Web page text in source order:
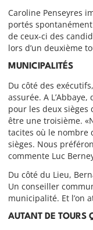
Caroline Penseyres
portés
de ceux-ci des
lors d’un deuxième
MUNICIPALITÉS
Du côté des
assurée. A
pour les deux sièges
être une troisième.
tacites où le nombre
sièges. Nous
commente Luc
Du côté du Lieu,
Un conseiller
municipalité. Et l’on
AUTANT DE TOURS